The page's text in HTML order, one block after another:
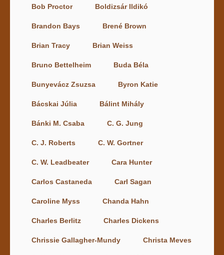
Bob Proctor Boldizsár Ildikó
Brandon Bays Brené Brown
Brian Tracy Brian Weiss
Bruno Bettelheim Buda Béla
Bunyevácz Zsuzsa Byron Katie
Bácskai Júlia Bálint Mihály
Bánki M. Csaba C. G. Jung
C. J. Roberts C. W. Gortner
C. W. Leadbeater Cara Hunter
Carlos Castaneda Carl Sagan
Caroline Myss Chanda Hahn
Charles Berlitz Charles Dickens
Chrissie Gallagher-Mundy Christa Meves